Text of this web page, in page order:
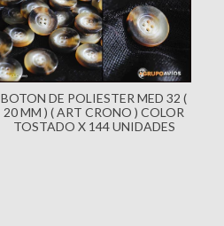
BOTON DE POLIESTER MED 32 (
20 MM ) ( ART CRONO ) COLOR
TOSTADO X 144 UNIDADES